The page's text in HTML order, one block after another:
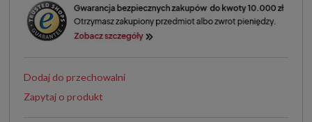
Dodaj do przechowalni
Zapytaj o produkt